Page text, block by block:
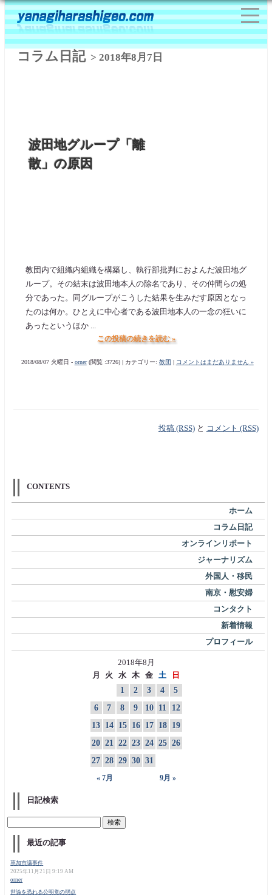
コラム日記> 2018年8月7日
波田地グループ「離
散」の原因
教団内で組織内組織を構築し、執行部批判におよんだ波田地グ
ループ。その結末は波田地本人の除名であり、その仲間らの処
分であった。同グループがこうした結果を生みだす原因となっ
たのは何か。ひとえに中心者である波田地本人の一念の狂いに
あったというほか ...
この投稿の続きを読む »
2018/08/07 火曜日 - orner(閲覧 :3726) | カテゴリー: 教団 コメントはまだありません »
投稿 (RSS)と コメント (RSS)
CONTENTS
ホーム
コラム日記
オンラインリポート
ジャーナリズム
外国人・移民
南京・慰安婦
コンタクト
新着情報
プロフィール
2018年8月
月
火 水 木 金 土 日
« 7月 9月 »
1 2 3 4
5
6
7 8 9 10 11
12
13 14 15 16 17 18
19
20 21 22 23 24 25 26
27 28 29 30 31
日記検索
最近の記事
草加市議事件
2025年11月21日 9:19 AM
orner
世論を恐れる公明党の弱点